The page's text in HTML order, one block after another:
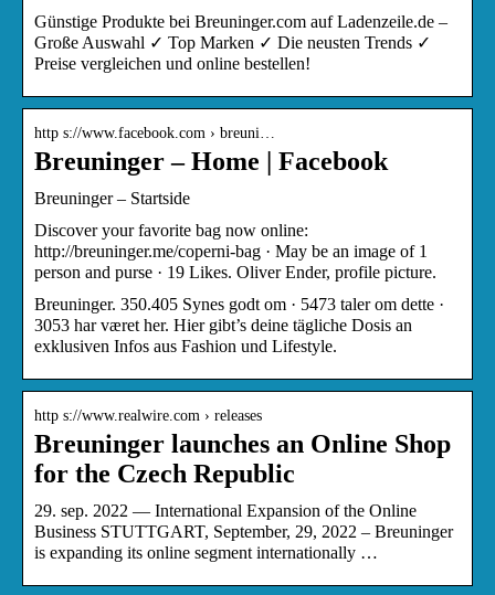
Günstige Produkte bei Breuninger.com auf Ladenzeile.de –
Große Auswahl ✓ Top Marken ✓ Die neusten Trends ✓
Preise vergleichen und online bestellen!
http s://www.facebook.com › breuni…
Breuninger – Home | Facebook
Breuninger – Startside
Discover your favorite bag now online:
http://breuninger.me/coperni-bag · May be an image of 1
person and purse · 19 Likes. Oliver Ender, profile picture.
Breuninger. 350.405 Synes godt om · 5473 taler om dette ·
3053 har været her. Hier gibt’s deine tägliche Dosis an
exklusiven Infos aus Fashion und Lifestyle.
http s://www.realwire.com › releases
Breuninger launches an Online Shop
for the Czech Republic
29. sep. 2022 — International Expansion of the Online
Business STUTTGART, September, 29, 2022 – Breuninger
is expanding its online segment internationally …